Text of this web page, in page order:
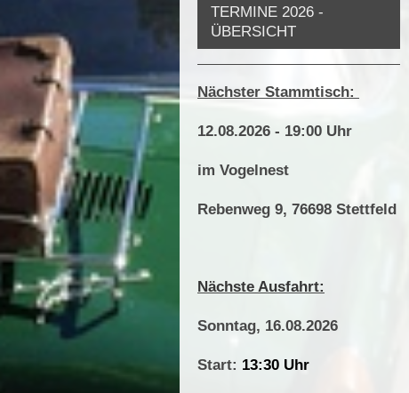
TERMINE 2026 -
ÜBERSICHT
Nächster Stammtisch:
12.08.2026 - 19:00 Uhr
im Vogelnest
Rebenweg 9, 76698 Stettfeld
Nächste Ausfahrt:
Sonntag, 16.08.2026
Start: 13:30 Uhr